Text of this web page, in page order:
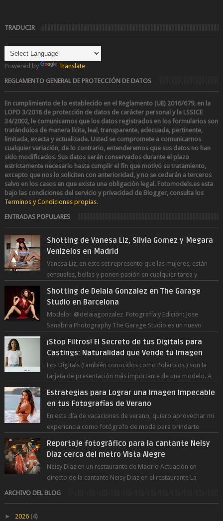
TRADUCIR
Powered by
Translate
REGLAMENTO GENERAL DE PROTECCIÓN DE DATOS
En cumplimiento de lo establecido en el Reglamento (UE) 2016/679, en la
LOPD 3/2018 de protección de datos de carácter personal y la LSSICE
34/2002, le comunicamos que los datos registrados en los formularios son
tratándolos de manera lícita, leal, transparente, adecuada, pertinente,
limitada, exacta y actualizada. Usted se compromete a comunicarnos
cualquier variación, de lo contrario, entenderemos que sus datos no han
sido modificados. Sus datos serán conservados durante el plazo
estrictamente necesario hasta cumplir el fin que motivó su tratamiento,
excepto que nos lo soliciten con anterioridad, y no se cederán a terceros
salvo en los casos en que exista una obligación legal.Fotomodels.es esta
bajo las condiciones del servicio y privacidad de Blogger, consulta los
Terminos y Condiciones propias.
ENTRADAS POPULARES
Shotting de Vanesa Liz, Silvia Gomez y Megara
Venizelos en Madrid
Vanesa Liz, en este set represento que las mujeres, están
sensuales, bellas y ponen pasión en cualquier tarea y
Shotting de Delaia Gonzalez en The Garage
Studio en Barcelona
Modelo: @delaiagonzalez Fotografía y Edición: Jose
Sanabria Photography The Garage Studio es un nuevo
¡Stop Filtros! El Secreto de tus Digitals para
Castings: Naturalidad que Vende tu Imagen
Los Digitals (también conocidos como Polaroids ) son la
tarjeta de presentación más importante de una modelo. A
Estrategias para Lograr una Imagen Impecable
en tus Fotografías de Verano
En este día de vacaciones de verano, quiero aprovechar mi
experiencia como fotógrafo de moda para brindarte
Reportaje fotográfico para la cantante Neisy
Diaz cerca del metro Vista Alegre
Neisy Diaz en un restaurante de Madrid Actuación en
directo de la cantante Neisy Diaz en el restaurante La
Suegra cerca del metro V...
ARCHIVO DEL BLOG
► 2026 (4)